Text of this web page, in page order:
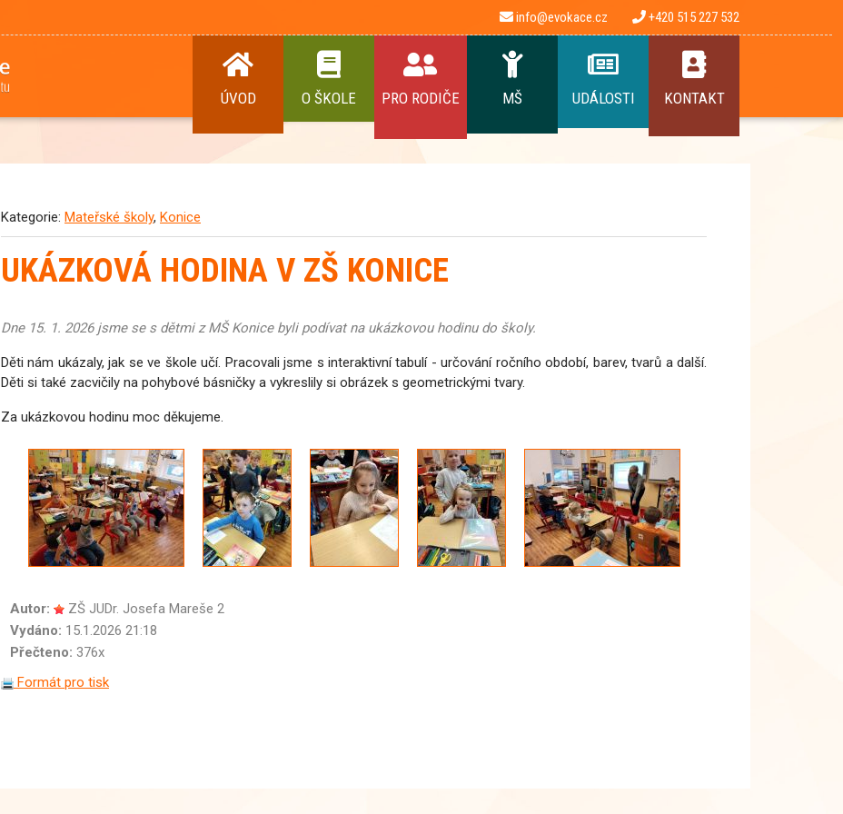
info@evokace.cz +420 515 227 532
ÚVOD O ŠKOLE PRO RODIČE MŠ UDÁLOSTI KONTAKT
Kategorie: Mateřské školy, Konice
UKÁZKOVÁ HODINA V ZŠ KONICE
Dne 15. 1. 2026 jsme se s dětmi z MŠ Konice byli podívat na ukázkovou hodinu do školy.
Děti nám ukázaly, jak se ve škole učí. Pracovali jsme s interaktivní tabulí - určování ročního období, barev, tvarů a další.
Děti si také zacvičily na pohybové básničky a vykreslily si obrázek s geometrickými tvary.
Za ukázkovou hodinu moc děkujeme.
Autor:
ZŠ JUDr. Josefa Mareše 2
Vydáno: 15.1.2026 21:18
Přečteno: 376x
Formát pro tisk